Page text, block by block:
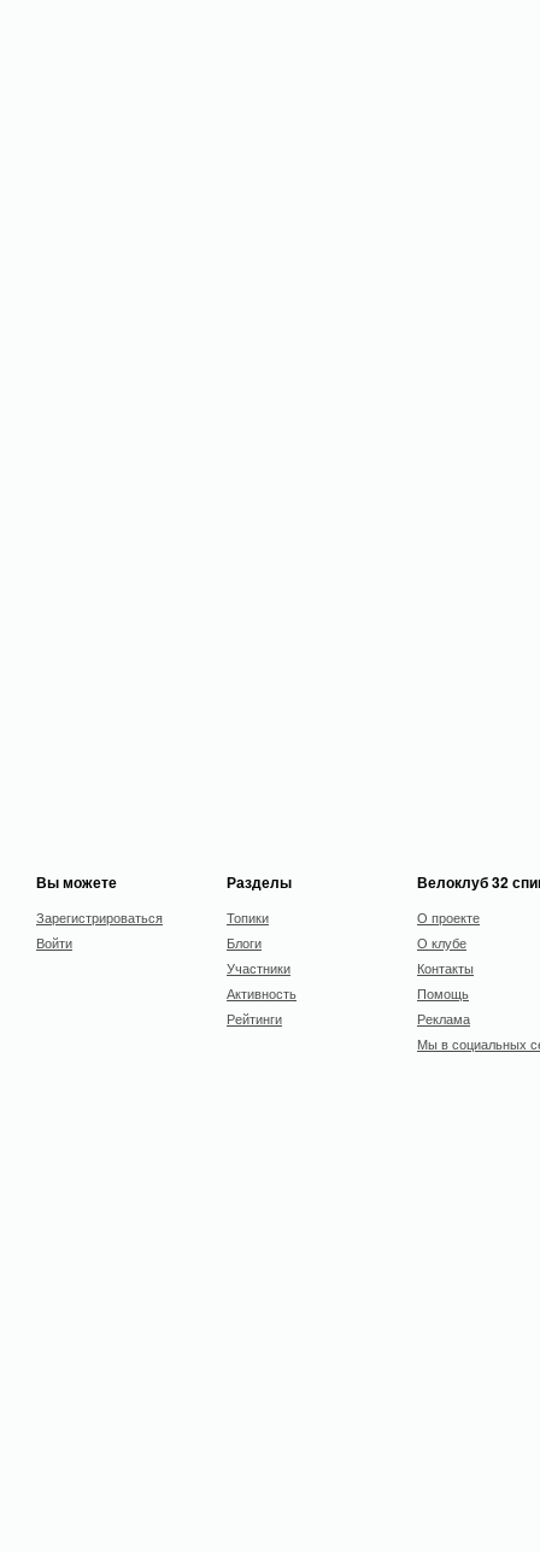
Вы можете
Зарегистрироваться
Войти
Разделы
Топики
Блоги
Участники
Активность
Рейтинги
Велоклуб 32
О проекте
О клубе
Контакты
Помощь
Реклама
Мы в социальных